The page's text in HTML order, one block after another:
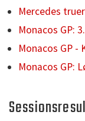
Mercedes
Monacos GP:
Monacos GP -
Monacos GP: